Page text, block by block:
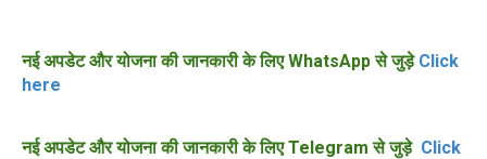
नई अपडेट और योजना की जानकारी के लिए WhatsApp से जुड़ेClick
here
नई अपडेट और योजना की जानकारी के लिए Telegram से जुड़ेClick